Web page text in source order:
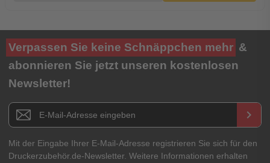
Verpassen Sie keine Schnäppchen mehr &
abonnieren Sie jetzt unseren kostenlosen
Newsletter!
Newsletter E-Mail Adresse keyboard_arrow_right
Mit der Eingabe Ihrer E-Mail-Adresse registrieren Sie sich für den
Druckerzubehör.de-Newsletter. Weitere Informationen erhalten